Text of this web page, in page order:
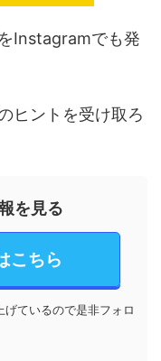
Instagramでも発
ヒントを受け取ろ
を見る
こちら
ているので是非フォロ